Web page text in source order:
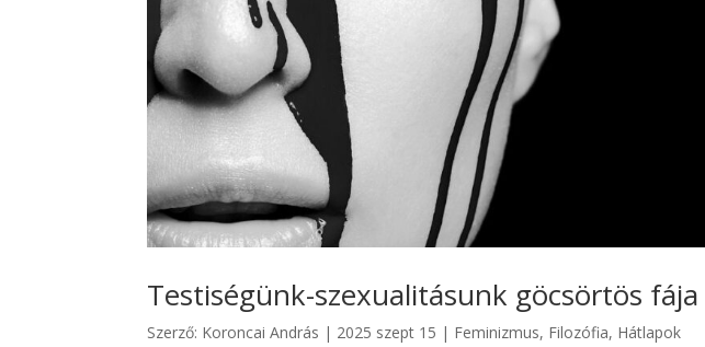
Testiségünk-szexualitásunk göcsörtös fája
Szerző: Koroncai András | 2025 szept 15 | Feminizmus, Filozófia, Hátlapok